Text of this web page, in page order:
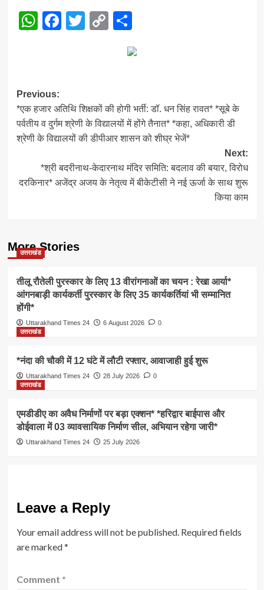
WhatsApp
Facebook
Twitter
CopyShare
Post
navigation
Previous:
*एक हजार अतिथि शिक्षकों की होगी भर्ती: डॉ. धन सिंह रावत* *सूबे के
पर्वतीय व दुर्गम श्रेणी के विद्यालयों में होंगे तैनात* *कहा, अधिकारी डी
श्रेणी के विद्यालयों की डीपीआर शासन को शीघ्र भेजें*
Next:
*श्री बदरीनाथ-केदारनाथ मंदिर समिति: बदलाव की बयार, विरोध
दरकिनार* अजेंद्र अजय के नेतृत्व में बीकेटीसी ने नई ऊर्जा के साथ शुरू
किया काम
More Stories
उत्तराखंड
तीलू रौतेली पुरस्कार के लिए 13 वीरांगनाओं का चयन : रेखा आर्या*
आंगनबाड़ी कार्यकर्ती पुरस्कार के लिए 35 कार्यकर्तियां भी सम्मानित
होंगी*
Uttarakhand Times 24 6 August 2026
0
उत्तराखंड
*नंदा की चौकी में 12 घंटे में लौटी रफ्तार, आवाजाही हुई शुरू
Uttarakhand Times 24 28 July 2026
0
उत्तराखंड
एमडीडीए का अवैध निर्माणों पर बड़ा एक्शन* *हरिद्वार बाईपास और
डोईवाला में 03 व्यावसायिक निर्माण सील, अभियान रहेगा जारी*
Uttarakhand Times 24 25 July 2026
Leave a Reply
Your email address will not be published. Required fields
are marked*
Comment *